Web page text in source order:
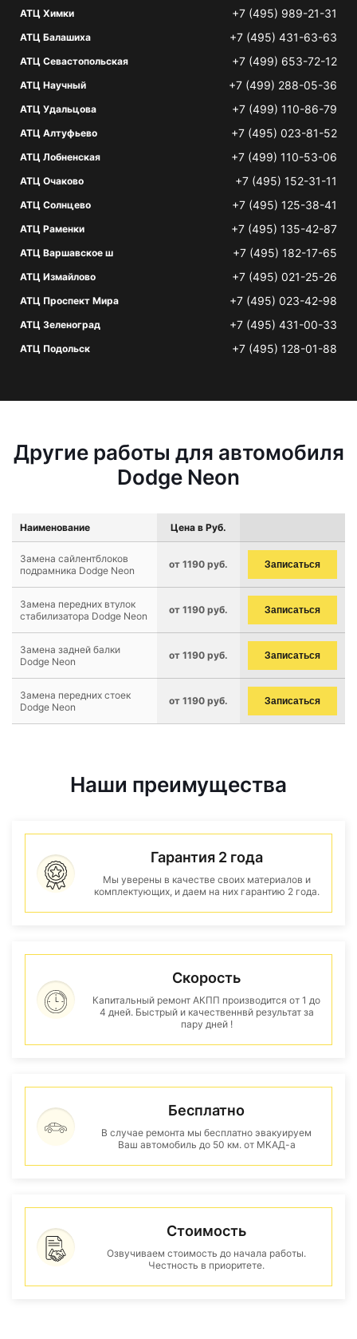
АТЦ Химки +7 (495) 989-21-31
АТЦ Балашиха +7 (495) 431-63-63
АТЦ Севастопольская +7 (499) 653-72-12
АТЦ Научный +7 (499) 288-05-36
АТЦ Удальцова +7 (499) 110-86-79
АТЦ Алтуфьево +7 (495) 023-81-52
АТЦ Лобненская +7 (499) 110-53-06
АТЦ Очаково +7 (495) 152-31-11
АТЦ Солнцево +7 (495) 125-38-41
АТЦ Раменки +7 (495) 135-42-87
АТЦ Варшавское ш +7 (495) 182-17-65
АТЦ Измайлово +7 (495) 021-25-26
АТЦ Проспект Мира +7 (495) 023-42-98
АТЦ Зеленоград +7 (495) 431-00-33
АТЦ Подольск +7 (495) 128-01-88
Другие работы для автомобиля
Dodge Neon
Наименование Цена в Руб.
Замена сайлентблоков
подрамника Dodge Neon
от 1190 руб. Записаться
Замена передних втулок
стабилизатора Dodge Neon
от 1190 руб. Записаться
Замена задней балки
Dodge Neon
от 1190 руб. Записаться
Замена передних стоек
Dodge Neon
от 1190 руб. Записаться
Наши преимущества
Гарантия 2 года
Мы уверены в качестве своих материалов и
комплектующих, и даем на них гарантию 2 года.
Скорость
Капитальный ремонт АКПП производится от 1 до
4 дней. Быстрый и качественнвй результат за
пару дней !
Бесплатно
В случае ремонта мы бесплатно эвакуируем
Ваш автомобиль до 50 км. от МКАД-а
Стоимость
Озвучиваем стоимость до начала работы.
Честность в приоритете.